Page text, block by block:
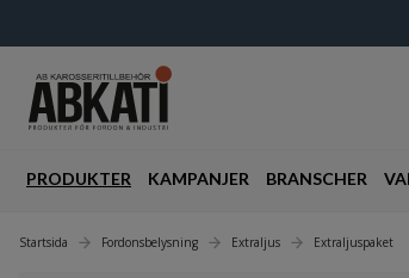
PRODUKTER KAMPANJER BRANSCHER
Startsida Fordonsbelysning Extraljus Extraljuspaket